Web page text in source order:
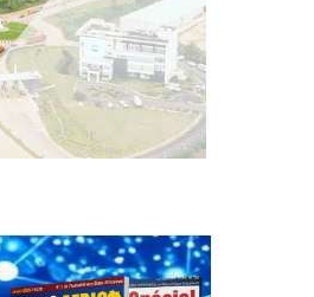
Le CES d’Onga accède au rang
de lycée...
27 juillet 2026